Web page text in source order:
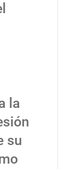
la
su